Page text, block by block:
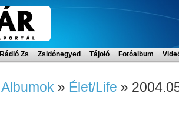
Rádió Zs Zsidónegyed Tájoló Fotóalbum
Albumok » Élet/Life »